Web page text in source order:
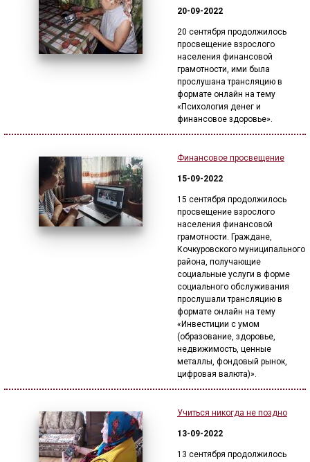
20-09-2022
20 сентября продолжилось
просвещение взрослого
населения финансовой
грамотности, ими была
прослушана трансляцию в
формате онлайн на тему
«Психология денег и
финансовое здоровье».
Финансовое просвещение
15-09-2022
15 сентября продолжилось
просвещение взрослого
населения финансовой
грамотности. Граждане,
Кочкуровского муниципального
района, получающие
социальные услуги в форме
социального обслуживания
прослушали трансляцию в
формате онлайн на тему
«Инвестиции с умом
(образование, здоровье,
недвижимость, ценные
металлы, фондовый рынок,
цифровая валюта)».
Учиться никогда не поздно
13-09-2022
13 сентября продолжилось